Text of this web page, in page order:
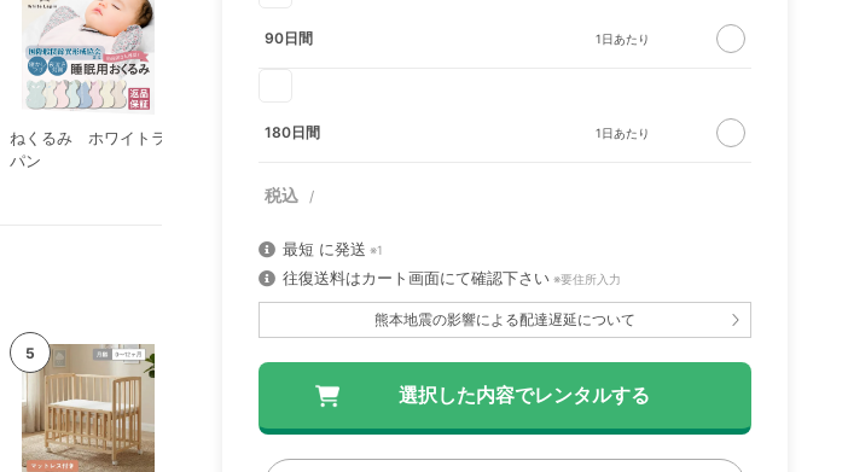
90日間
180日間
最短 に発送 ※1
往復送料はカート画面にて確認下さい ※要住所入力
熊本地震の影響による配達遅延について
ねくるみ ホワイトラ
パン
ルンバ 105 Combo ロ
バウンサー ブリス ベ